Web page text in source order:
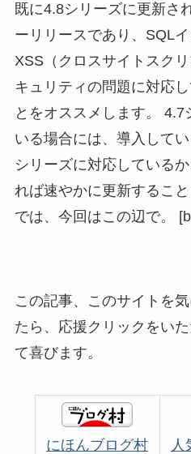
既に4.8シリーズに更新さ
ーリリースであり、SQL
XSS（クロスサイトスク
キュリティの問題に対応
とをオススメします。
いる場合には、導入して
シリーズに対応している
れば速やかに更新すること
では、今回はこの辺で。
この記事、このサイトを
たら、応援クリックをい
て喜びます。
にほんブログ村